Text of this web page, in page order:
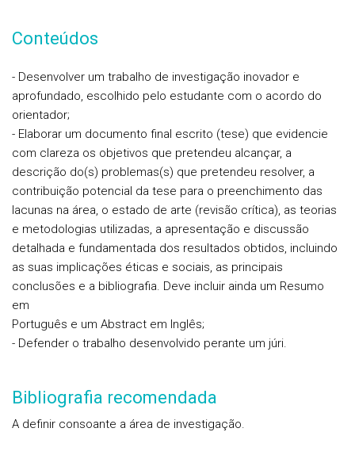
Conteúdos
- Desenvolver um trabalho de investigação inovador e
aprofundado, escolhido pelo estudante com o acordo do
orientador;
- Elaborar um documento final escrito (tese) que evidencie
com clareza os objetivos que pretendeu alcançar, a
descrição do(s) problemas(s) que pretendeu resolver, a
contribuição potencial da tese para o preenchimento das
lacunas na área, o estado de arte (revisão crítica), as teorias
e metodologias utilizadas, a apresentação e discussão
detalhada e fundamentada dos resultados obtidos, incluindo
as suas implicações éticas e sociais, as principais
conclusões e a bibliografia. Deve incluir ainda um Resumo
em
Português e um Abstract em Inglês;
- Defender o trabalho desenvolvido perante um júri.
Bibliografia recomendada
A definir consoante a área de investigação.